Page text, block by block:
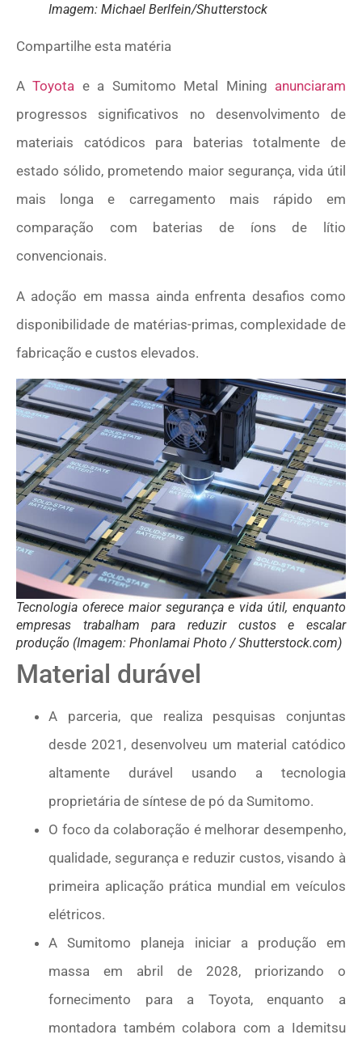
Imagem: Michael Berlfein/Shutterstock
Compartilhe esta matéria
AToyota e a Sumitomo Metal Mining anunciaram
progressos significativos no desenvolvimento de
materiais catódicos para baterias totalmente de
estado sólido, prometendo maior segurança, vida útil
mais longa e carregamento mais rápido em
comparação com baterias de íons de lítio
convencionais.
A adoção em massa ainda enfrenta desafios como
disponibilidade de matérias-primas, complexidade de
fabricação e custos elevados.
Tecnologia oferece maior segurança e vida útil, enquanto
empresas trabalham para reduzir custos e escalar
produção (Imagem: Phonlamai Photo / Shutterstock.com)
Material durável
A parceria, que realiza pesquisas conjuntas
desde 2021, desenvolveu um material catódico
altamente durável usando a tecnologia
proprietária de síntese de pó da Sumitomo.
O foco da colaboração é melhorar desempenho,
qualidade, segurança e reduzir custos, visando à
primeira aplicação prática mundial em veículos
elétricos.
A Sumitomo planeja iniciar a produção em
massa em abril de 2028, priorizando o
fornecimento para a Toyota, enquanto a
montadora também colabora com a Idemitsu